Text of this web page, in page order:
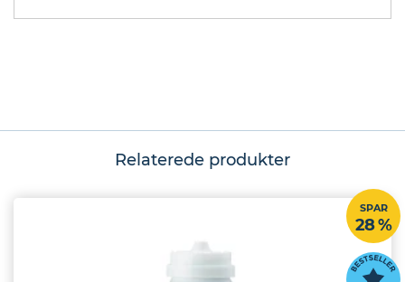
Relaterede produkter
SPAR
28 %